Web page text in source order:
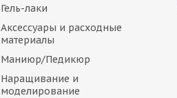
Гель-лаки
Аксессуары и расходные
материалы
Маниюр/Педикюр
Наращивание и
моделирование